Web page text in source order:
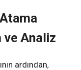
ve Analiz
ardından,